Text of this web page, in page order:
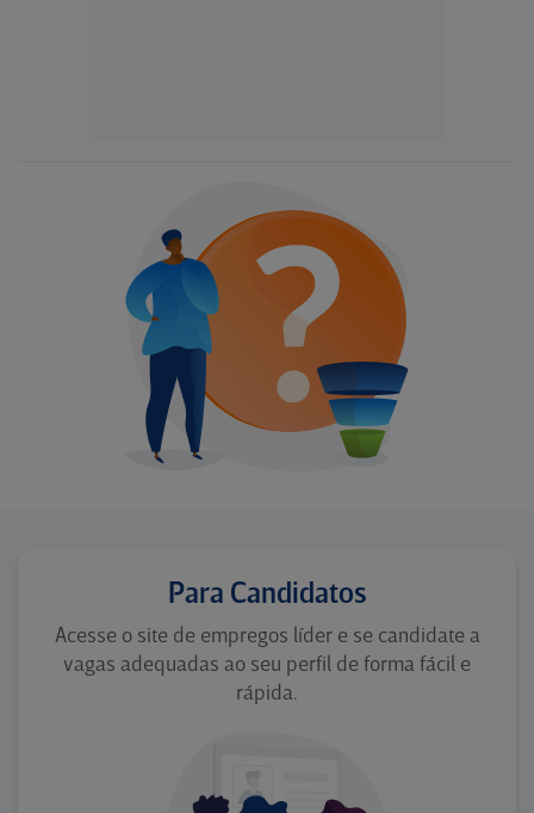
Para Candidatos
Acesse o site de empregos líder e se candidate a
vagas adequadas ao seu perfil de forma fácil e
rápida.